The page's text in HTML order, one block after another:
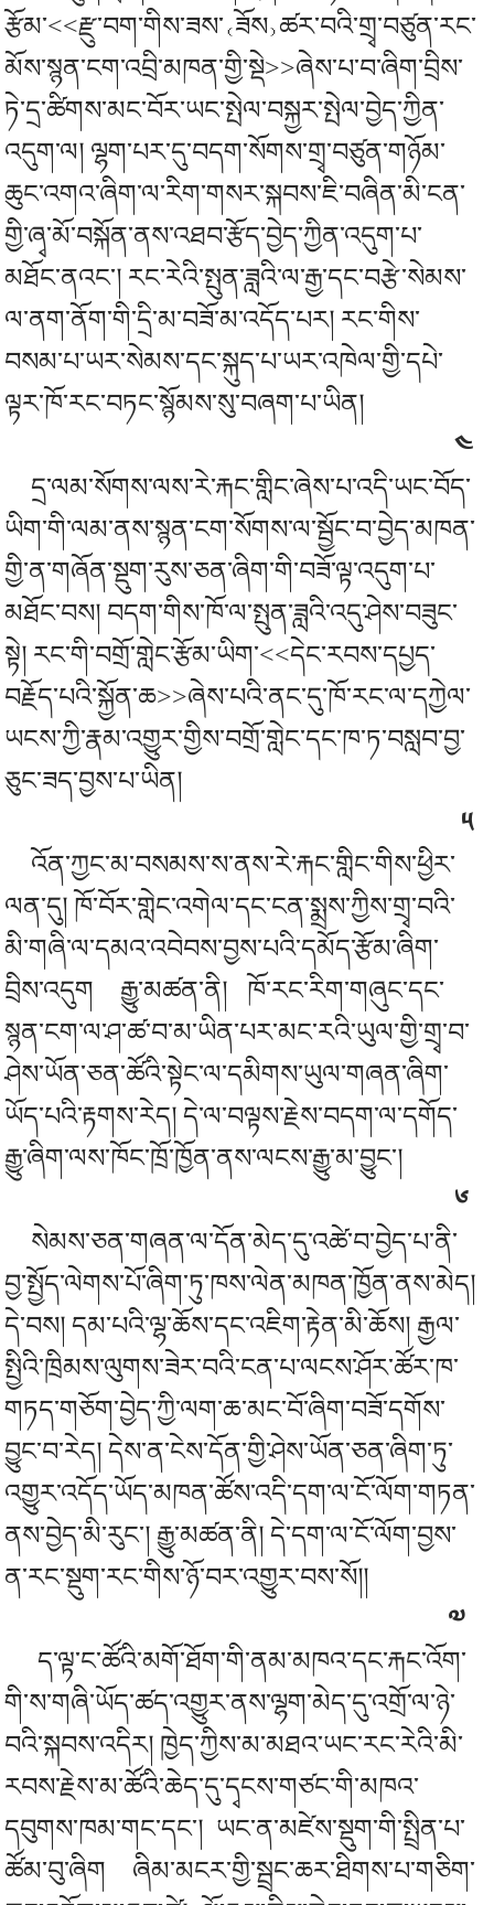
རྩོམ་<<རྫུ་བག་གིས་ཟས་ （ ཟོས） ཚར་བའི་གྲྭ་བཙུན་རང་
མོས་སྙན་ངག་འབྲི་མཁན་གྱི་སྡེ>>ཞེས་པ་བ་ཞིག་བྲིས་
ཏེ་དྲ་ཚིགས་མང་བོར་ཡང་སྤེལ་བསྐྱར་སྤེལ་བྱེད་ཀྱིན་
འདུག་ལ། ལྷག་པར་དུ་བདག་སོགས་གྲྭ་བཙུན་གཉོམ་
ཆུང་འགའ་ཞིག་ལ་རིག་གསར་སྐབས་ཇི་བཞིན་མི་ངན་
གྱི་ཞྭ་མོ་བསྐོན་ནས་འཐབ་རྩོད་བྱེད་ཀྱིན་འདུག་པ་
མཐོང་ནའང་། རང་རེའི་སྤུན་ཟླའི་ལ་རྒྱ་དང་བརྩེ་སེམས་
ལ་ནག་ནོག་གི་དྲི་མ་བཟོ་མ་འདོད་པར། རང་གིས་
བསམ་པ་ཡར་སེམས་དང་སྐུད་པ་ཡར་འཁེལ་གྱི་དཔེ་
ལྟར་ཁོ་རང་བཏང་སྙོམས་སུ་བཞག་པ་ཡིན།
༤
དྲ་ལམ་སོགས་ལས་རེ་རྐང་གླིང་ཞེས་པ་འདི་ཡང་བོད་
ཡིག་གི་ལམ་ནས་སྙན་ངག་སོགས་ལ་སྦྱོང་བ་བྱེད་མཁན་
གྱི་ན་གཞོན་སྡུག་རུས་ཅན་ཞིག་གི་བཟོ་ལྟ་འདུག་པ་
མཐོང་བས། བདག་གིས་ཁོ་ལ་སྤུན་ཟླའི་འདུ་ཤེས་བཟུང་
སྟེ། རང་གི་བགྲོ་གླེང་རྩོམ་ཡིག་<<དེང་རབས་དཔྱད་
བརྗོད་པའི་སྐྱོན་ཆ>>ཞེས་པའི་ནང་དུ་ཁོ་རང་ལ་དཀྱེལ་
ཡངས་ཀྱི་རྣམ་འགྱུར་གྱིས་བགྲོ་གླེང་དང་ཁ་ཏ་བསླབ་བྱ་
ཅུང་ཟད་བྱས་པ་ཡིན།
༥
འོན་ཀྱང་མ་བསམས་ས་ནས་རེ་རྐང་གླིང་གིས་ཕྱིར་
ལན་དུ། ཁོ་བོར་གླེང་འགེལ་དང་ངན་སྨྲས་ཀྱིས་གྲྭ་བའི་
མི་གཞི་ལ་དམའ་འབེབས་བྱས་པའི་དམོད་རྩོམ་ཞིག་
བྲིས་འདུག
རྒྱུ་མཚན་ནི།
ཁོ་རང་རིག་གཞུང་དང་
སྙན་ངག་ལ་ཤ་ཚ་བ་མ་ཡིན་པར་མང་རའི་ཡུལ་གྱི་གྲྭ་བ་
ཤེས་ཡོན་ཅན་ཚོའི་སྟེང་ལ་དམིགས་ཡུལ་གཞན་ཞིག་
ཡོད་པའི་རྟགས་རེད། དེ་ལ་བལྟས་རྗེས་བདག་ལ་དགོད་
རྒྱུ་ཞིག་ལས་ཁོང་ཁྲོ་ཁྱོན་ནས་ལངས་རྒྱུ་མ་བྱུང་།
༦
སེམས་ཅན་གཞན་ལ་དོན་མེད་དུ་འཚེ་བ་བྱེད་པ་ནི་
བྱ་སྤྱོད་ལེགས་པོ་ཞིག་ཏུ་ཁས་ལེན་མཁན་ཁྱོན་ནས་མེད།
དེ་བས། དམ་པའི་ལྷ་ཆོས་དང་འཇིག་རྟེན་མི་ཆོས། རྒྱལ་
སྤྱིའི་ཁྲིམས་ལུགས་ཟེར་བའི་ངན་པ་ལངས་ཤོར་ཚོར་ཁ་
གཏད་གཅོག་བྱེད་ཀྱི་ལག་ཆ་མང་བོ་ཞིག་བཟོ་དགོས་
བྱུང་བ་རེད། དེས་ན་ངེས་དོན་གྱི་ཤེས་ཡོན་ཅན་ཞིག་ཏུ་
འགྱུར་འདོད་ཡོད་མཁན་ཚོས་འདི་དག་ལ་ངོ་ལོག་གཏན་
ནས་བྱེད་མི་རུང་། རྒྱུ་མཚན་ནི། དེ་དག་ལ་ངོ་ལོག་བྱས་
ན་རང་སྡུག་རང་གིས་ཉོ་བར་འགྱུར་བས་སོ།།
༧
ད་ལྟ་ང་ཚོའི་མགོ་ཐོག་གི་ནམ་མཁའ་དང་རྐང་འོག་
གི་ས་གཞི་ཡོད་ཚད་འགྱུར་ནས་ལྷག་མེད་དུ་འགྲོ་ལ་ཉེ་
བའི་སྐབས་འདིར། ཁྱེད་ཀྱིས་མ་མཐའ་ཡང་རང་རེའི་མི་
རབས་རྗེས་མ་ཚོའི་ཆེད་དུ་དྭངས་གཙང་གི་མཁའ་
དབུགས་ཁམ་གང་དང་། ཡང་ན་མཛེས་སྡུག་གི་སྤྲིན་པ་
ཚོམ་བུ་ཞིག
ཞིམ་མངར་གྱི་སྦྲང་ཆར་ཐིགས་པ་གཅིག་